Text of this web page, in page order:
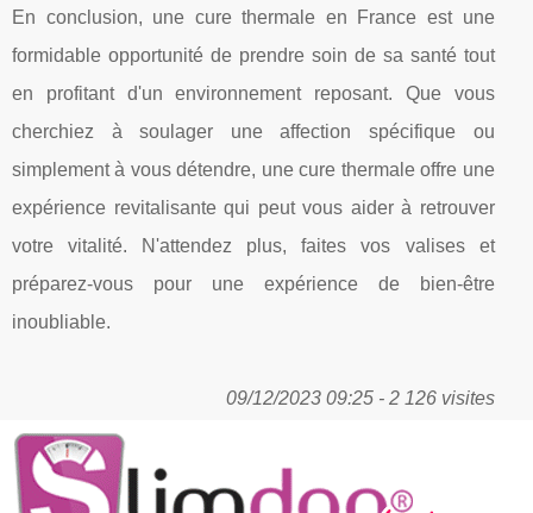
En conclusion, une cure thermale en France est une
formidable opportunité de prendre soin de sa santé tout
en profitant d'un environnement reposant. Que vous
cherchiez à soulager une affection spécifique ou
simplement à vous détendre, une cure thermale offre une
expérience revitalisante qui peut vous aider à retrouver
votre vitalité. N'attendez plus, faites vos valises et
préparez-vous pour une expérience de bien-être
inoubliable.
09/12/2023 09:25 - 2 126 visites